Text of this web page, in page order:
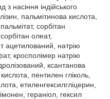
з насіння індійського
пальмітинова кислота,
сорбітан
олеат,
ацетилований, натрію
кросполімер натрію
ксантанова
пентилен гліколь,
етиленгексилгліцерин,
гераніол, гексил